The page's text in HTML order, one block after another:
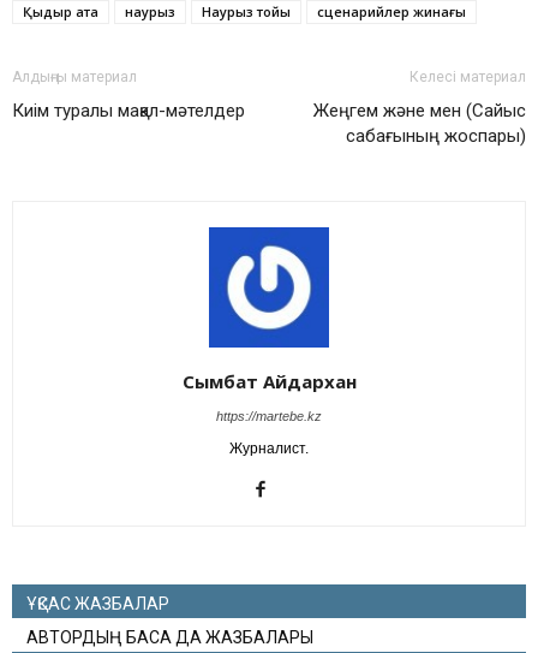
Қыдыр ата
наурыз Наурыз тойы сценарийлер жинағы
Алдыңғы материал
Киім туралы мақал-мәтелдер
Келесі материал
Жеңгем және мен (Сайыс
сабағының жоспары)
Сымбат Айдархан
https://martebe.kz
Журналист.
ҰҚСАС ЖАЗБАЛАР
АВТОРДЫҢ БАСҚА ДА ЖАЗБАЛАРЫ